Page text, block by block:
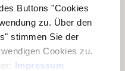
Buttons "Cookies
zu. Über den
stimmen Sie der
Cookies zu.
Impressum